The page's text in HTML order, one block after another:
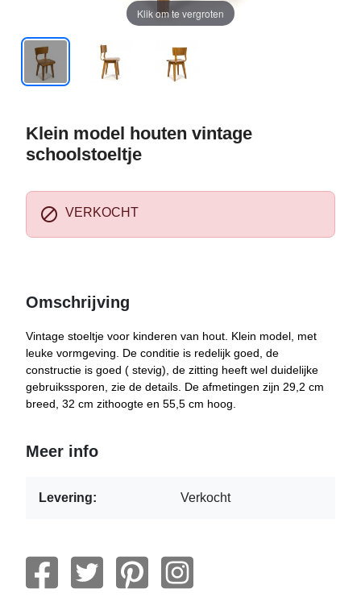
Klik om te vergroten
Klein model houten vintage
schoolstoeltje
 VERKOCHT
Omschrijving
Vintage stoeltje voor kinderen van hout. Klein model, met
leuke vormgeving. De conditie is redelijk goed, de
constructie is goed ( stevig), de zitting heeft wel duidelijke
gebruikssporen, zie de details. De afmetingen zijn 29,2 cm
breed, 32 cm zithoogte en 55,5 cm hoog.
Meer info
Levering: Verkocht